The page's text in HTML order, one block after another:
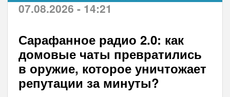
07.08.2026 - 14:21
Сарафанное радио 2.0: как
домовые чаты превратились
в оружие, которое уничтожает
репутации за минуты?